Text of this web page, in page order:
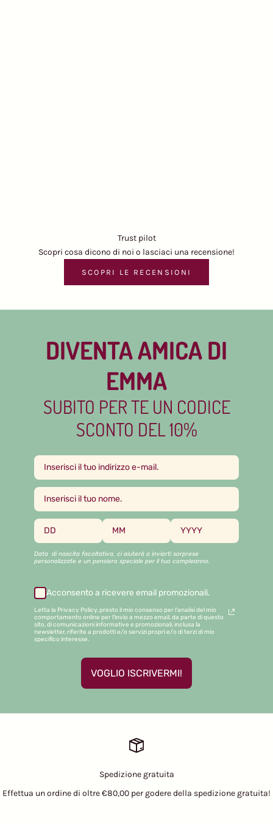
Trust pilot
Scopri cosa dicono di noi o lasciaci una recensione!
SCOPRI LE RECENSIONI
DIVENTA AMICA DI
EMMA
SUBITO PER TE UN CODICE
SCONTO DEL 10%
Data di nascita facoltativa, ci aiuterà a inviarti sorprese
personalizzate e un pensiero speciale per il tuo compleanno.
Acconsento a ricevere email promozionali.
Letta la Privacy Policy, presto il mio consenso per l'analisi del mio
comportamento online per l’invio a mezzo email, da parte di questo
sito, di comunicazioni informative e promozionali, inclusa la
newsletter, riferite a prodotti e/o servizi propri e/o di terzi di mio
specifico interesse.
VOGLIO ISCRIVERMI!
Spedizione gratuita
Effettua un ordine di oltre €80,00 per godere della spedizione gratuita!